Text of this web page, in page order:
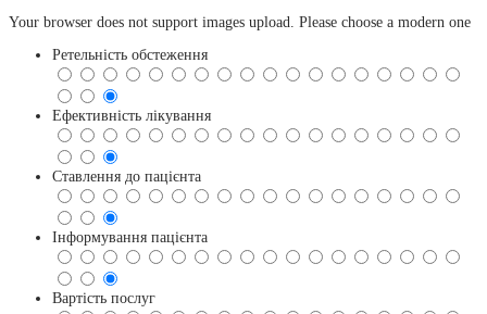
Your browser does not support images upload. Please choose a modern one
Ретельність обстеження
Ефективність лікування
Ставлення до пацієнта
Інформування пацієнта
Вартість послуг